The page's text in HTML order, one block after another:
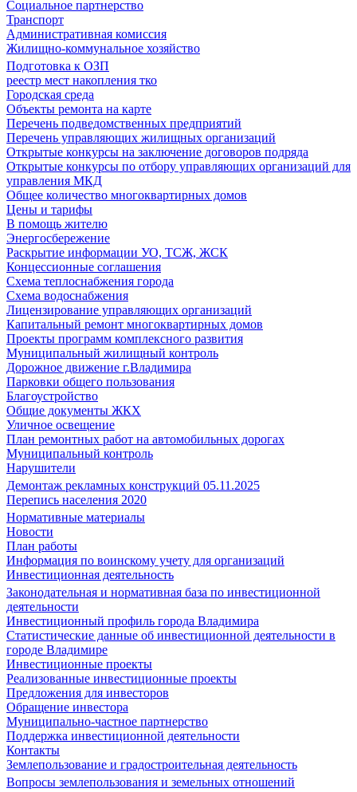
Социальное партнерство
Транспорт
Административная комиссия
Жилищно-коммунальное хозяйство
Подготовка к ОЗП
реестр мест накопления тко
Городская среда
Объекты ремонта на карте
Перечень подведомственных предприятий
Перечень управляющих жилищных организаций
Открытые конкурсы на заключение договоров подряда
Открытые конкурсы по отбору управляющих организаций для
управления МКД
Общее количество многоквартирных домов
Цены и тарифы
В помощь жителю
Энергосбережение
Раскрытие информации УО, ТСЖ, ЖСК
Концессионные соглашения
Схема теплоснабжения города
Схема водоснабжения
Лицензирование управляющих организаций
Капитальный ремонт многоквартирных домов
Проекты программ комплексного развития
Муниципальный жилищный контроль
Дорожное движение г.Владимира
Парковки общего пользования
Благоустройство
Общие документы ЖКХ
Уличное освещение
План ремонтных работ на автомобильных дорогах
Муниципальный контроль
Нарушители
Демонтаж рекламных конструкций 05.11.2025
Перепись населения 2020
Нормативные материалы
Новости
План работы
Информация по воинскому учету для организаций
Инвестиционная деятельность
Законодательная и нормативная база по инвестиционной
деятельности
Инвестиционный профиль города Владимира
Статистические данные об инвестиционной деятельности в
городе Владимире
Инвестиционные проекты
Реализованные инвестиционные проекты
Предложения для инвесторов
Обращение инвестора
Муниципально-частное партнерство
Поддержка инвестиционной деятельности
Контакты
Землепользование и градостроительная деятельность
Вопросы землепользования и земельных отношений